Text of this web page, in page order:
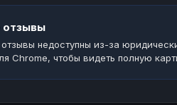
недоступны из-за
Chrome, чтобы видеть полную